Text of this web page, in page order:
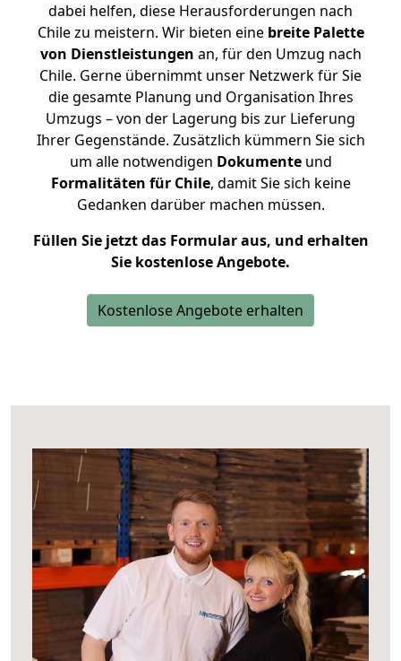
dabei helfen, diese Herausforderungen nach
Chile zu meistern. Wir bieten eine breite Palette
von Dienstleistungen an, für den Umzug nach
Chile. Gerne übernimmt unser Netzwerk für Sie
die gesamte Planung und Organisation Ihres
Umzugs – von der Lagerung bis zur Lieferung
Ihrer Gegenstände. Zusätzlich kümmern Sie sich
um alle notwendigen Dokumenteund
Formalitäten für Chile, damit Sie sich keine
Gedanken darüber machen müssen.
Füllen Sie jetzt das Formular aus, und erhalten
Sie kostenlose Angebote.
Kostenlose Angebote erhalten